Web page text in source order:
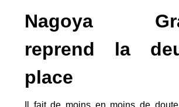
Nagoya
reprend la
place
Il fait de moins en moins de